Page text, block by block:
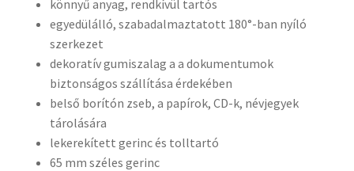
könnyű anyag, rendkívül tartós
egyedülálló, szabadalmaztatott 180°-ban nyíló
szerkezet
dekoratív gumiszalag a a dokumentumok
biztonságos szállítása érdekében
belső borítón zseb, a papírok, CD-k, névjegyek
tárolására
lekerekített gerinc és tolltartó
65 mm széles gerinc